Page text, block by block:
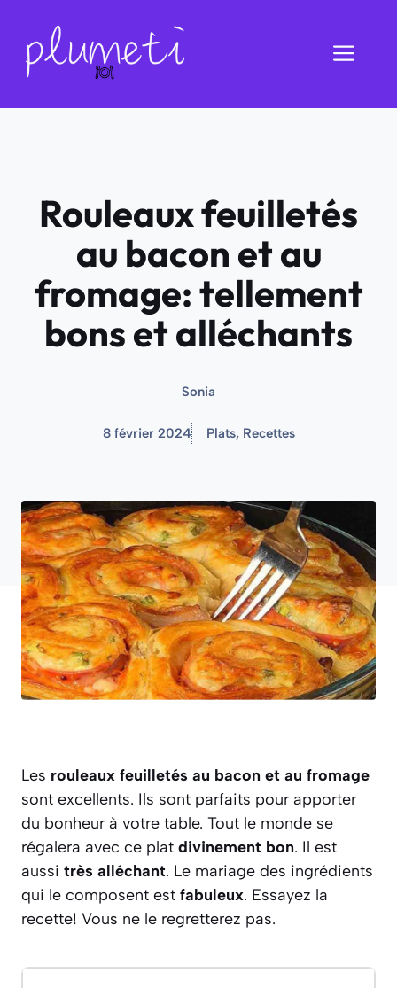
contenu
Rouleaux feuilletés
au bacon et au
fromage: tellement
bons et alléchants
Sonia
8 février 2024 Plats, Recettes
Les rouleaux feuilletés au bacon et au fromage
sont excellents. Ils sont parfaits pour apporter
du bonheur à votre table. Tout le monde se
régalera avec ce plat divinement bon. Il est
aussi très alléchant. Le mariage des ingrédients
qui le composent est fabuleux. Essayez la
recette! Vous ne le regretterez pas.